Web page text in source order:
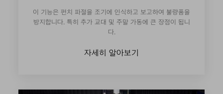
이 기능은 펀치 파절을 조기에 인식하고 보고하여 불량품을
방지합니다. 특히 추가 교대 및 주말 가동에 큰 장점이 됩니
다.
자세히 알아보기